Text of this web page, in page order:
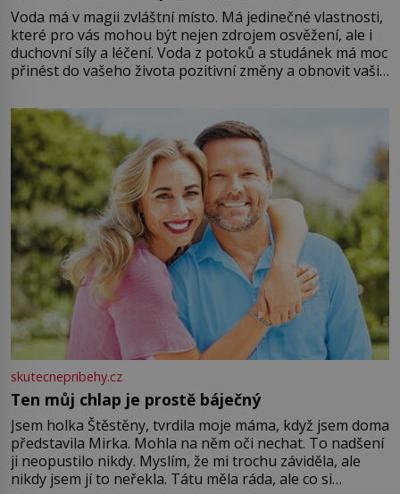
Voda má v magii zvláštní místo. Má jedinečné vlastnosti,
které pro vás mohou být nejen zdrojem osvěžení, ale i
duchovní síly a léčení. Voda z potoků a studánek má moc
přinést do vašeho života pozitivní změny a obnovit vaši
můžete obohatit své rituály a přinést do svého života
větší harmonii a klid. Je důležité
skutecnepribehy.cz
Ten můj chlap je prostě báječný
Jsem holka Štěstěny, tvrdila moje máma, když jsem doma
představila Mirka. Mohla na něm oči nechat. To nadšení
ji neopustilo nikdy. Myslím, že mi trochu záviděla, ale
nikdy jsem jí to neřekla. Tátu měla ráda, ale co si